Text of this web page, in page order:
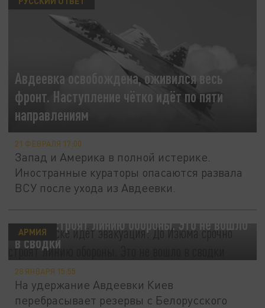
Авдеевка освобождена, оживился весь
фронт. Наступление чётко идёт по пяти
направлениям
21 ФЕВРАЛЯ 17:00
Запад и Америка в полной истерике.
Иностранные кураторы опасаются развала
ВСУ после ухода из Авдеевки.
срочно строят линию обороны. Это не вошло
в сводки
АРМИЯ
28 ЯНВАРЯ 15:55
На удержание Авдеевки Киев
перебрасывает резервы с Белорусского